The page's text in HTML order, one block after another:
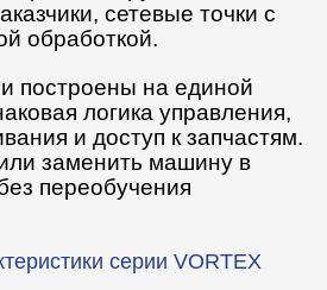
сетевые точки с
обработкой.
построены на единой
логика управления,
и доступ к запчастям.
заменить машину в
переобучения
серии VORTEX